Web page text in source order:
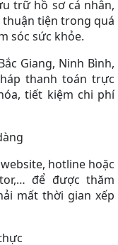
trữ hồ sơ cá nhân,
tiện trong quá
sóc sức khỏe.
Giang, Ninh Bình,
thanh toán trực
tiết kiệm chi phí
hotline hoặc
để được thăm
mất thời gian xếp